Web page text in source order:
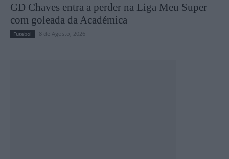
GD Chaves entra a perder na Liga Meu Super
com goleada da Académica
Futebol 8 de Agosto, 2026